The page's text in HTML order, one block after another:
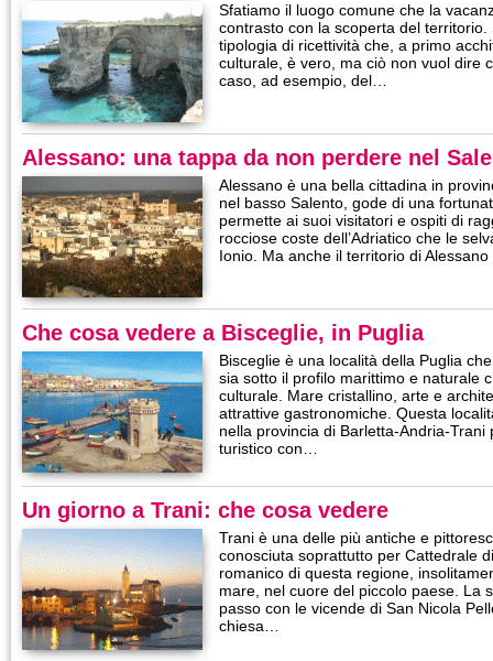
Sfatiamo il luogo comune che la
contrasto con la scoperta del
tipologia di ricettività che, a primo
culturale, è vero, ma ciò non vuol dire
caso, ad esempio, del…
Alessano: una tappa da non perdere nel
Alessano è una bella cittadina in
nel basso Salento, gode di una
permette ai suoi visitatori e ospiti di
rocciose coste dell’Adriatico che le
Ionio. Ma anche il territorio di
Che cosa vedere a Bisceglie, in Puglia
Bisceglie è una località della Puglia
sia sotto il profilo marittimo e naturale
culturale. Mare cristallino, arte e
attrattive gastronomiche. Questa
nella provincia di Barletta-Andria-
turistico con…
Un giorno a Trani: che cosa vedere
Trani è una delle più antiche e
conosciuta soprattutto per Cattedrale
romanico di questa regione,
mare, nel cuore del piccolo paese. La
passo con le vicende di San Nicola
chiesa…